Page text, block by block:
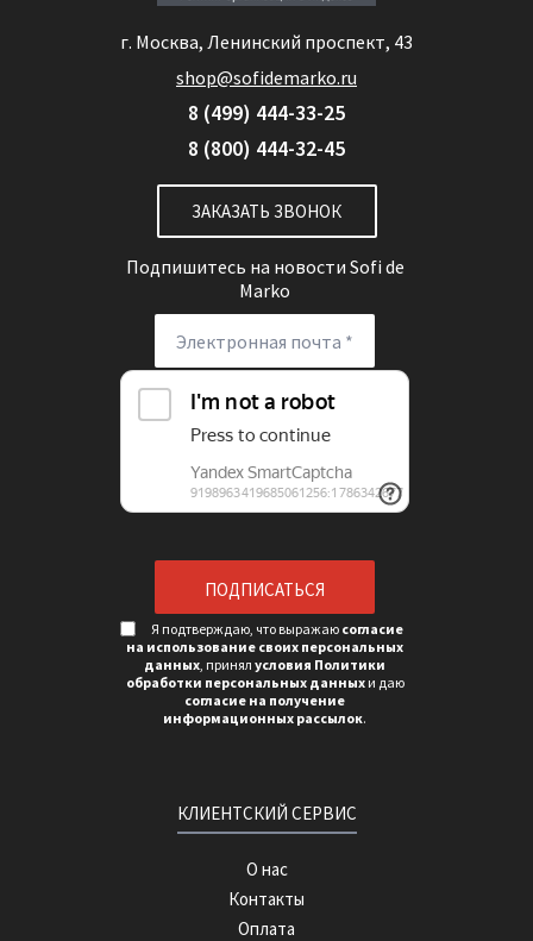
КЛИЕНТСКИЙ СЕРВИС
О нас
Контакты
Оплата
г. Москва, Ленинский проспект, 43
shop@sofidemarko.ru
8 (499) 444-33-25
8 (800) 444-32-45
ЗАКАЗАТЬ ЗВОНОК
Подпишитесь на новости Sofi de
Marko
Я подтверждаю, что выражаю согласие
на использование своих персональных
данных, принял условия Политики
обработки персональных данныхи даю
согласие на получение
информационных рассылок.